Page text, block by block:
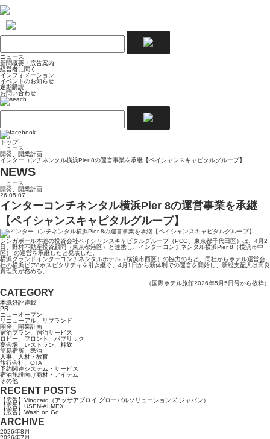
ニュース
新聞概要・広告案内
経営者に聞く
インフォメーション
イベントのお知らせ
定期購読
お問い合わせ
トップ
ニュース
開発、開業計画
インターコンチネンタル横浜Pier 8の運営事業を承継【ペイシャンスキャピタルグループ】
NEWS
ニュース
開発、開業計画
26.05.07
インターコンチネンタル横浜Pier 8の運営事業を承継
【ペイシャンスキャピタルグループ】
シンガポール本拠の投資会社ペイシャンスキャピタルグループ（PCG、東京都千代田区）は、4月2
日、野村不動産投資顧問（東京都港区）と連携し、インターコンチネンタル横浜Pier 8（横浜市中
区） の運営を承継したと発表した。
横浜グランドインターコンチネンタルホテル（横浜市西区）の協力のもと、同社からホテル運営会
社の横浜ピア8ホスピタリティを引き継ぐ。4月1日から新体制での運営を開始し、新総支配人は高良
真理氏が務める。
（国際ホテル旅館2026年5月5日号から抜粋）
CATEGORY
本紙好評連載
PR
ニューオープン
リニューアル、リブランド
開発、開業計画
宿泊プラン、宿泊サービス
ロビー、フロント、パブリック
宴会場、レストラン、料飲
簡易宿所、民泊
人事、人材・教育
旅行会社、OTA
予約関連システム・サービス
宿泊施設向け商材・アイテム
その他
RECENT POSTS
【広告】Vingcard（アッサアブロイ グローバルソリューションズ ジャパン）
【広告】USEN-ALMEX
【広告】Wash on Go
ARCHIVE
2026年8月
2026年7月